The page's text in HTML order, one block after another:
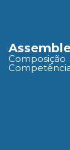
Composição